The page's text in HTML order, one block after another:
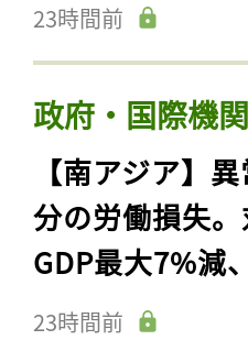
23時間前
政府・国際機
【南アジア】
分の労働損失
GDP最大7%減
23時間前